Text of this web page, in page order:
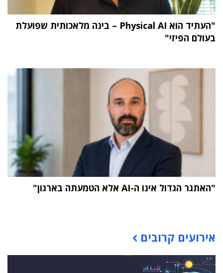
"העתיד הוא Physical AI – בינה מלאכותית שפועלת
בעולם הפיזי"
"האתגר הגדול אינו ה-AI אלא הטמעתה בארגון"
אירועים קרובים